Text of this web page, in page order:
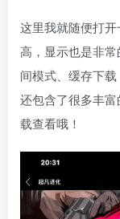
这里我就随便打
高，显示也是非
间模式、缓存下
还包含了很多丰
载查看哦！